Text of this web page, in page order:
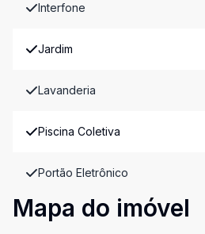
Interfone
Jardim
Lavanderia
Piscina Coletiva
Portão Eletrônico
Mapa do imóvel